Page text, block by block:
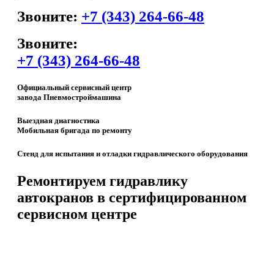
Звоните: +7 (343) 264-66-48
Звоните:
+7 (343) 264-66-48
Официальный сервисный центр
завода Пневмостроймашина
Выездная диагностика
Мобильная бригада по ремонту
Стенд для испытания и отладки гидравлического оборудования
Ремонтируем гидравлику
автокранов в сертифицированном
сервисном центре